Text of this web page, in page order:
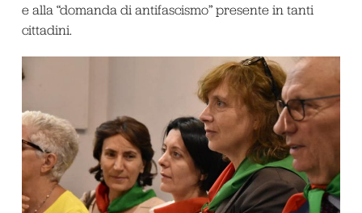
e alla “domanda di antifascismo” presente in tanti
cittadini.